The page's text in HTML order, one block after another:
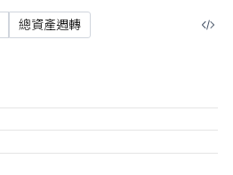
總資產週轉